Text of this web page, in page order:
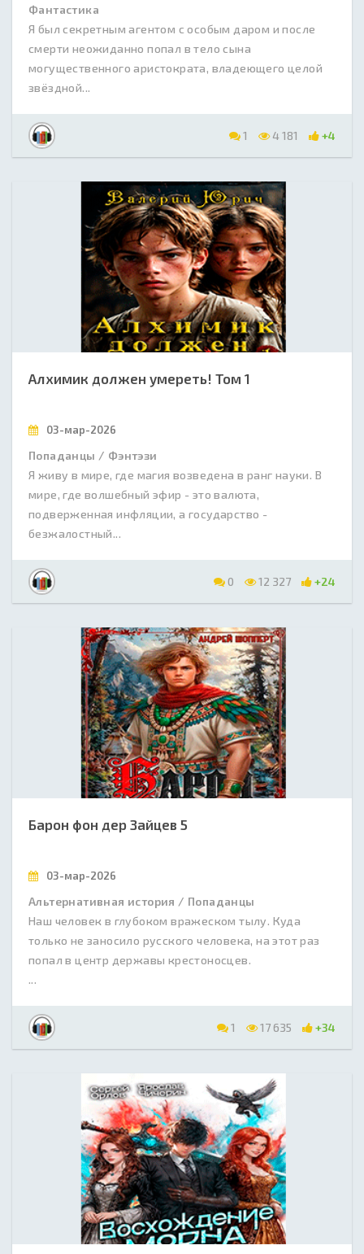
Фантастика
Я был секретным агентом с особым даром и после
смерти неожиданно попал в тело сына
могущественного аристократа, владеющего целой
звёздной...
1 4 181 +4
Алхимик должен умереть! Том 1
03-мар-2026
Попаданцы / Фэнтэзи
Я живу в мире, где магия возведена в ранг науки. В
мире, где волшебный эфир - это валюта,
подверженная инфляции, а государство -
безжалостный...
0 12 327 +24
Барон фон дер Зайцев 5
03-мар-2026
Альтернативная история / Попаданцы
Наш человек в глубоком вражеском тылу. Куда
только не заносило русского человека, на этот раз
попал в центр державы крестоносцев.
...
1 17 635 +34